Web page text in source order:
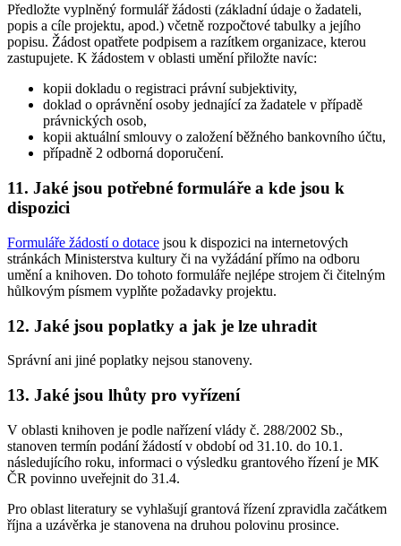
Předložte vyplněný formulář žádosti (základní údaje o žadateli,
popis a cíle projektu, apod.) včetně rozpočtové tabulky a jejího
popisu. Žádost opatřete podpisem a razítkem organizace, kterou
zastupujete. K žádostem v oblasti umění přiložte navíc:
kopii dokladu o registraci právní subjektivity,
doklad o oprávnění osoby jednající za žadatele v případě
právnických osob,
kopii aktuální smlouvy o založení běžného bankovního účtu,
případně 2 odborná doporučení.
11. Jaké jsou potřebné formuláře a kde jsou k
dispozici
Formuláře žádostí o dotace jsou k dispozici na internetových
stránkách Ministerstva kultury či na vyžádání přímo na odboru
umění a knihoven. Do tohoto formuláře nejlépe strojem či čitelným
hůlkovým písmem vyplňte požadavky projektu.
12. Jaké jsou poplatky a jak je lze uhradit
Správní ani jiné poplatky nejsou stanoveny.
13. Jaké jsou lhůty pro vyřízení
V oblasti knihoven je podle nařízení vlády č. 288/2002 Sb.,
stanoven termín podání žádostí v období od 31.10. do 10.1.
následujícího roku, informaci o výsledku grantového řízení je MK
ČR povinno uveřejnit do 31.4.
Pro oblast literatury se vyhlašují grantová řízení zpravidla začátkem
října a uzávěrka je stanovena na druhou polovinu prosince.